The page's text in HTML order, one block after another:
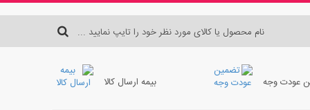
عودت وجه بیمه ارسال کالا